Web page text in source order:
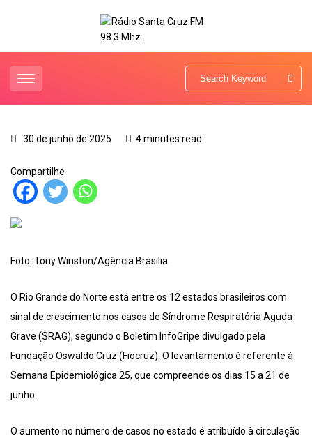
30 de junho de 2025 4 minutes read
Compartilhe
Foto: Tony Winston/Agência Brasília
O Rio Grande do Norte está entre os 12 estados brasileiros com
sinal de crescimento nos casos de Síndrome Respiratória Aguda
Grave (SRAG), segundo o Boletim InfoGripe divulgado pela
Fundação Oswaldo Cruz (Fiocruz). O levantamento é referente à
Semana Epidemiológica 25, que compreende os dias 15 a 21 de
junho.
O aumento no número de casos no estado é atribuído à circulação